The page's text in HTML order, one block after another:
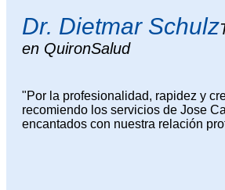
Dr. Dietmar Schulz
en QuironSalud
"Por la profesionalidad, rapidez y
recomiendo los servicios de Jose
encantados con nuestra relación